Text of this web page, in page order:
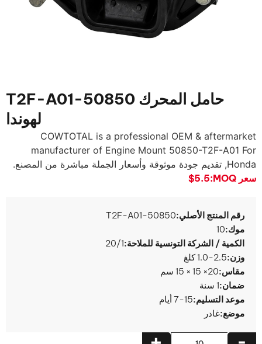
حامل المحرك 50850-T2F-A01
لهوندا
COWTOTAL is a professional OEM & aftermarket
manufacturer of Engine Mount 50850-T2F-A01 For
Honda, تقديم جودة موثوقة وأسعار الجملة مباشرة من المصنع.
سعر MOQ:
$5.5
رقم المنتج الأصلي:50850-T2F-A01
موك:10
الكمية / الشركة التونسية للملاحة:20/1
وزن:1.0-2.5 كلغ
مقاس:20× 15 × 15 سم
ضمان:1 سنة
موعد التسليم:7-15 أيام
موضع:غادر